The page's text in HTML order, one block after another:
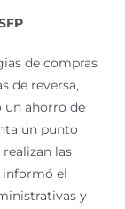
de compras
de reversa,
un ahorro de
un punto
las
informó el
y